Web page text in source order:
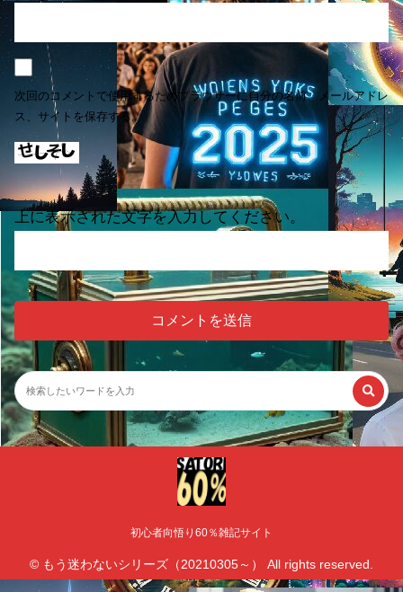
次回のコメントで使用するためブラウザーに自分の名前、メールアドレ
ス、サイトを保存する。
上に表示された文字を入力してください。
初心者向悟り60％雑記サイト
© もう迷わないシリーズ（20210305～） All rights reserved.